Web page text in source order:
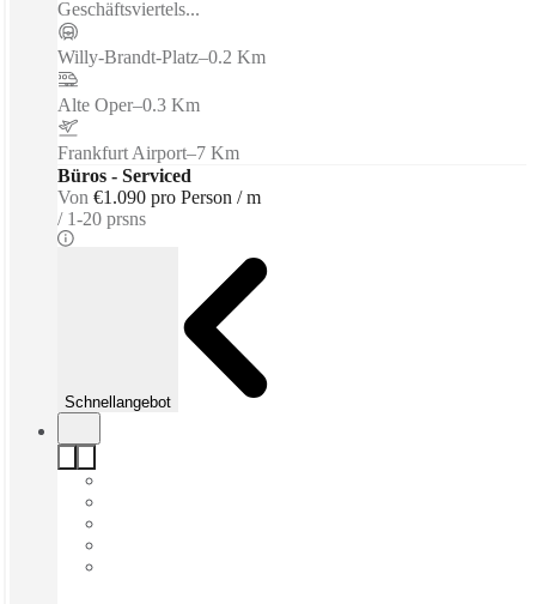
Geschäftsviertels...
Willy-Brandt-Platz–0.2 Km
Alte Oper–0.3 Km
Frankfurt Airport–7 Km
Büros - Serviced
Von €1.090 pro Person / m
1-20 prsns
Schnellangebot